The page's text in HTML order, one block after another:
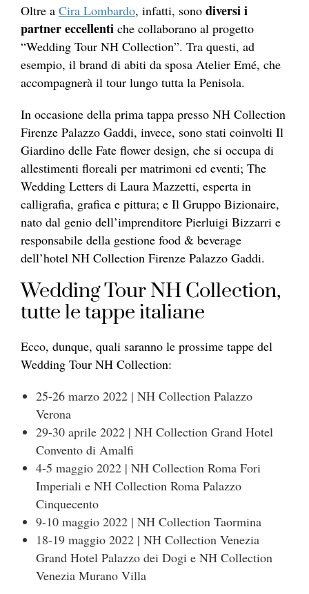
Oltre a Cira Lombardo, infatti, sono diversi i
partner eccellenti che collaborano al progetto
“Wedding Tour NH Collection”. Tra questi, ad
esempio, il brand di abiti da sposa Atelier Emé, che
accompagnerà il tour lungo tutta la Penisola.
In occasione della prima tappa presso NH Collection
Firenze Palazzo Gaddi, invece, sono stati coinvolti Il
Giardino delle Fate flower design, che si occupa di
allestimenti floreali per matrimoni ed eventi; The
Wedding Letters di Laura Mazzetti, esperta in
calligrafia, grafica e pittura; e Il Gruppo Bizionaire,
nato dal genio dell’imprenditore Pierluigi Bizzarri e
responsabile della gestione food & beverage
dell’hotel NH Collection Firenze Palazzo Gaddi.
Wedding Tour NH Collection,
tutte le tappe italiane
Ecco, dunque, quali saranno le prossime tappe del
Wedding Tour NH Collection:
25-26 marzo 2022 | NH Collection Palazzo
Verona
29-30 aprile 2022 | NH Collection Grand Hotel
Convento di Amalfi
4-5 maggio 2022 | NH Collection Roma Fori
Imperiali e NH Collection Roma Palazzo
Cinquecento
9-10 maggio 2022 | NH Collection Taormina
18-19 maggio 2022 | NH Collection Venezia
Grand Hotel Palazzo dei Dogi e NH Collection
Venezia Murano Villa